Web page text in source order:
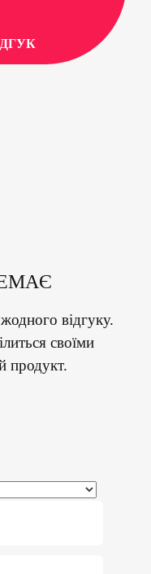
відгуку.
своїми
продукт.